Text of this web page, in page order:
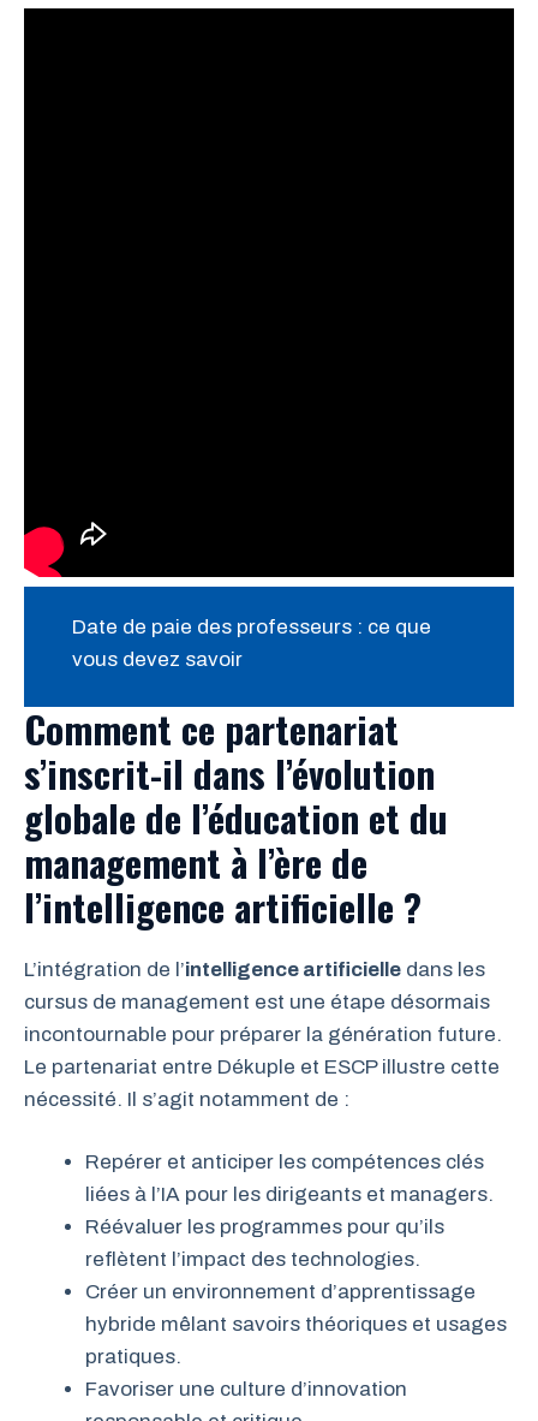
Date de paie des professeurs : ce que
vous devez savoir
Comment ce partenariat
s’inscrit-il dans l’évolution
globale de l’éducation et du
management à l’ère de
l’intelligence artificielle ?
L’intégration de l’intelligence artificielle dans les
cursus de management est une étape désormais
incontournable pour préparer la génération future.
Le partenariat entre Dékuple et ESCP illustre cette
nécessité. Il s’agit notamment de :
Repérer et anticiper les compétences clés
liées à l’IA pour les dirigeants et managers.
Réévaluer les programmes pour qu’ils
reflètent l’impact des technologies.
Créer un environnement d’apprentissage
hybride mêlant savoirs théoriques et usages
pratiques.
Favoriser une culture d’innovation